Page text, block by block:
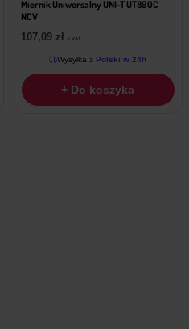
Miernik Uniwersalny UNI-T UT890C
NCV
107,09 zł z VAT
Wysyłka z Polski w 24h
+ Do koszyka